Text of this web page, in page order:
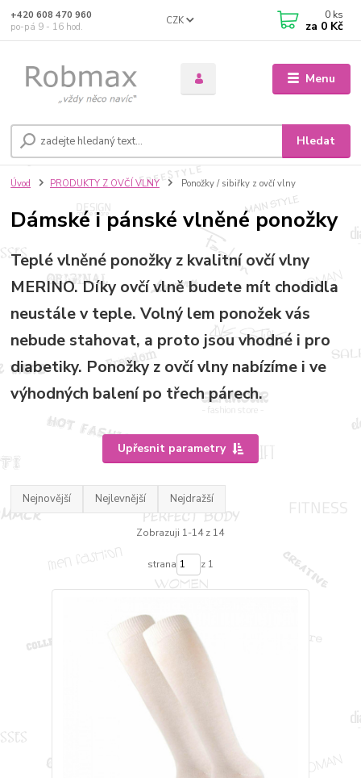
Menu
CZK
Hledat
+420 608 470 960
po-pá 9 - 16 hod.
0 ks
za 0 Kč
Úvod PRODUKTY Z OVČÍ VLNY Ponožky / sibiřky z ovčí vlny
Dámské i pánské vlněné ponožky
Teplé vlněné ponožky z kvalitní ovčí vlny
MERINO. Díky ovčí vlně budete mít chodidla
neustále v teple. Volný lem ponožek vás
nebude stahovat, a proto jsou vhodné i pro
diabetiky. Ponožky z ovčí vlny nabízíme i ve
výhodných balení po třech párech.
Upřesnit parametry
Nejnovější Nejlevnější Nejdražší
Zobrazuji 1-14 z 14
strana z 1